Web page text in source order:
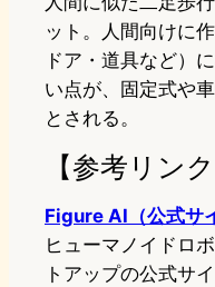
ット。人間向けに
ドア・道具など）
い点が、固定式や
とされる。
【参考リンク
Figure AI（公式サ
ヒューマノイドロ
トアップの公式サ